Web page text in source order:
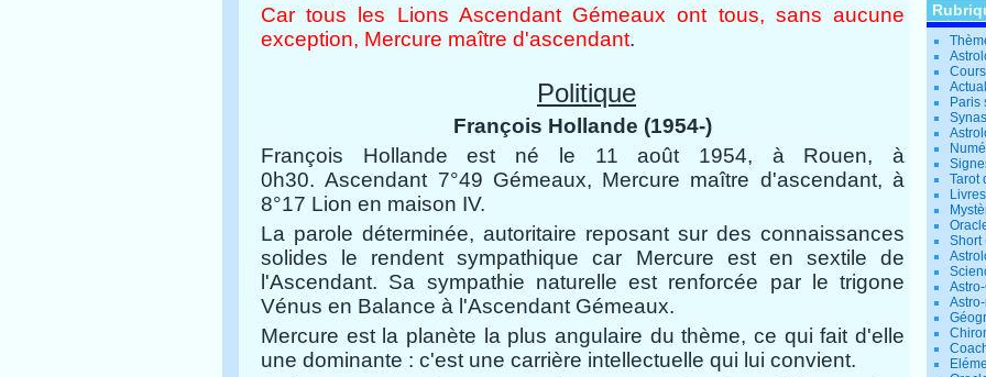
Car tous les Lions Ascendant Gémeaux ont tous, sans aucune
exception, Mercure maître d'ascendant.
Politique
François Hollande (1954-)
François Hollande est né le 11 août 1954, à Rouen, à
0h30.Ascendant 7°49 Gémeaux, Mercure maître d'ascendant, à
8°17 Lion en maison IV.
La parole déterminée, autoritaire reposant sur des connaissances
solides le rendent sympathique car Mercure est en sextile de
l'Ascendant. Sa sympathie naturelle est renforcée par le trigone
Vénus en Balance à l'Ascendant Gémeaux.
Mercure est la planète la plus angulaire du thème, ce qui fait d'elle
une dominante : c'est une carrière intellectuelle qui lui convient.
Paris
Tarot
Short